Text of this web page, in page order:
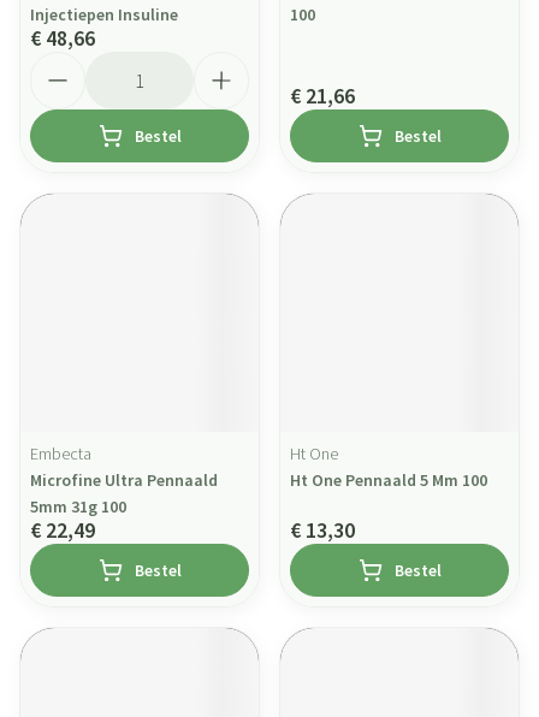
Injectiepen Insuline
€ 48,66
Bestel
100
€ 21,66
Bestel
Embecta
Microfine Ultra Pennaald
5mm 31g 100
€ 22,49
Bestel
Ht One
Ht One Pennaald 5 Mm 100
€ 13,30
Bestel